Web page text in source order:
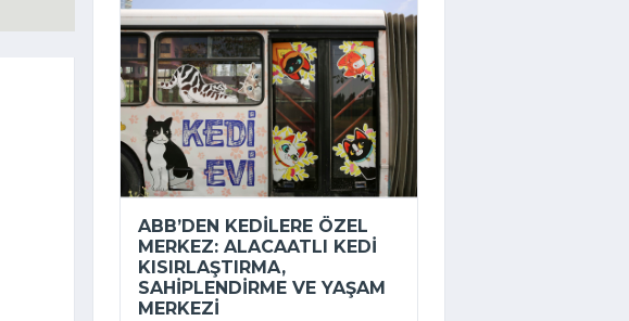
ABB’DEN KEDILERE ÖZEL
MERKEZ: ALACAATLI KEDI
KISIRLAŞTIRMA,
SAHIPLENDIRME VE YAŞAM
MERKEZI